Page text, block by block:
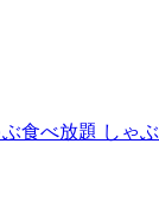
ぶ食べ放題 しゃ